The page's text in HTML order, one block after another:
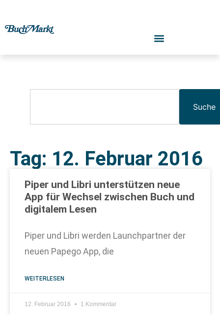
Suche
Tag: 12. Februar 2016
Piper und Libri unterstützen neue
App für Wechsel zwischen Buch und
digitalem Lesen
Piper und Libri werden Launchpartner der
neuen Papego App, die
WEITERLESEN
12. Februar 2016 1 Kommentar